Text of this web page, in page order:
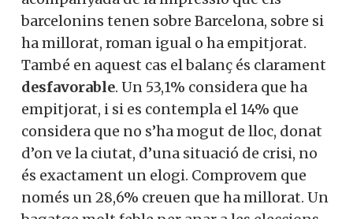
barcelonins tenen sobre Barcelona, sobre si
ha millorat, roman igual o ha empitjorat.
També en aquest cas el balanç és clarament
desfavorable. Un 53,1% considera que ha
empitjorat, i si es contempla el 14% que
considera que no s’ha mogut de lloc, donat
d’on ve la ciutat, d’una situació de crisi, no
és exactament un elogi. Comprovem que
només un 28,6% creuen que ha millorat. Un